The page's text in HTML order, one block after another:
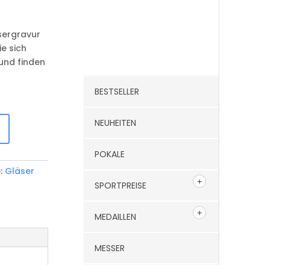
sich
finden
Gläser
BESTSELLER
NEUHEITEN
POKALE
SPORTPREISE
MEDAILLEN
MESSER